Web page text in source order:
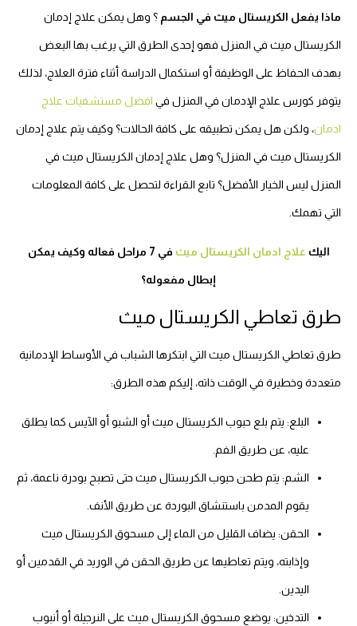
ماذا يفعل الكريستال ميث في الجسم ؟ وهل يمكن علاج إدمان
الكريستال ميث في المنزل فهو إحدى الطرق التي يرغب بها البعض
بهدف الحفاظ على الوظيفة أو استكمال الدراسة أثناء فترة العلاج، لذلك
يتوفر كورس علاج الإدمان في المنزل في افضل مستشفيات علاج
ادمان، ولكن هل يمكن تطبيقه على كافة الحالات؟ وكيف يتم علاج إدمان
الكريستال ميث في المنزل؟ وهل علاج إدمان الكريستال ميث في
المنزل ليس الخيار الأفضل؟ تابع القراءة لتحصل على كافة المعلومات
التي تهمك.
اليك علاج ادمان الكريستال ميث في 7 مراحل فعاله وكيف يمكن
إبطال مفعوله؟
طرق تعاطي الكريستال ميث
طرق تعاطي الكريستال ميث التي ابتكرها الشباب في الأوساط الإدمانية
متعددة وخطيرة في الوقت ذاته، إليكم هذه الطرق:
البلع: يتم بلع حبوب الكريستال ميث أو الشبو أو الآيس كما يطلق
عليه، عن طريق الفم.
الشم: يتم طحن حبوب الكريستال ميث حتى تصبح بودرة ناعمة، ثم
يقوم المدمن باستنشاق البوردة عن طريق الأنف.
الحقن: يضاف القليل من الماء إلى مسحوق الكريستال ميث
وإذابته، ويتم تعاطيها عن طريق الحقن في الوريد في القدمين أو
اليدين.
التدخين: يوضع مسحوق الكريستال ميث على النرجيلة أو أنبوب